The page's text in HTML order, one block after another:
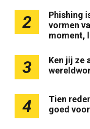
2
Phishing
vormen
moment,
3
Ken jij ze
4
Tien
goed